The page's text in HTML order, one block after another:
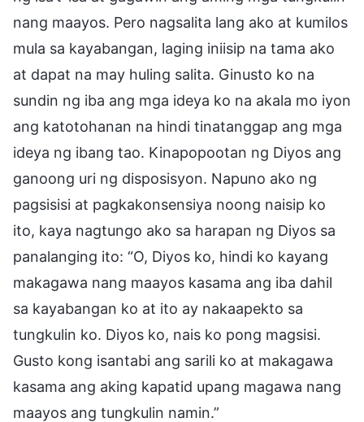
nang maayos. Pero nagsalita lang ako at kumilos
mula sa kayabangan, laging iniisip na tama ako
at dapat na may huling salita. Ginusto ko na
sundin ng iba ang mga ideya ko na akala mo iyon
ang katotohanan na hindi tinatanggap ang mga
ideya ng ibang tao. Kinapopootan ng Diyos ang
ganoong uri ng disposisyon. Napuno ako ng
pagsisisi at pagkakonsensiya noong naisip ko
ito, kaya nagtungo ako sa harapan ng Diyos sa
panalanging ito: “O, Diyos ko, hindi ko kayang
makagawa nang maayos kasama ang iba dahil
sa kayabangan ko at ito ay nakaapekto sa
tungkulin ko. Diyos ko, nais ko pong magsisi.
Gusto kong isantabi ang sarili ko at makagawa
kasama ang aking kapatid upang magawa nang
maayos ang tungkulin namin.”